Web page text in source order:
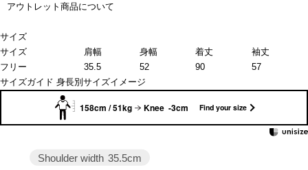
アウトレット商品について
サイズ
サイズ
肩幅 身幅 着丈
袖丈
フリー
35.5 52 90
57
サイズガイド 身長別サイズイメージ
158cm / 51kg Knee -3cm Find your size
Shoulder width 35.5cm